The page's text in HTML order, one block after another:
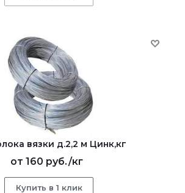
вязки д.2,2 м Цинк,кг
от 160 руб./кг
Купить в 1 клик